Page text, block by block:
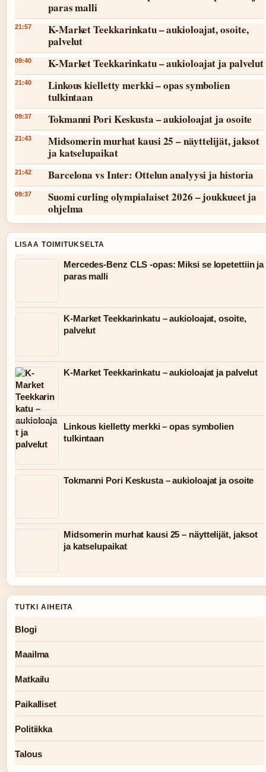
paras malli
21:57
K-Market Teekkarinkatu – aukioloajat, osoite,
palvelut
09:40 K-Market Teekkarinkatu – aukioloajat ja palvelut
21:40
Linkous kielletty merkki – opas symbolien
tulkintaan
09:37 Tokmanni Pori Keskusta – aukioloajat ja osoite
21:43
Midsomerin murhat kausi 25 – näyttelijät, jaksot
ja katselupaikat
21:42 Barcelona vs Inter: Ottelun analyysi ja historia
09:37
Suomi curling olympialaiset 2026 – joukkueet ja
ohjelma
LISAA TOIMITUKSELTA
Mercedes-Benz CLS -opas: Miksi se lopetettiin ja
paras malli
K-Market Teekkarinkatu – aukioloajat, osoite,
palvelut
K-Market Teekkarinkatu – aukioloajat ja palvelut
Linkous kielletty merkki – opas symbolien
tulkintaan
Tokmanni Pori Keskusta – aukioloajat ja osoite
Midsomerin murhat kausi 25 – näyttelijät, jaksot
ja katselupaikat
TUTKI AIHEITA
Blogi
Maailma
Matkailu
Paikalliset
Politiikka
Talous